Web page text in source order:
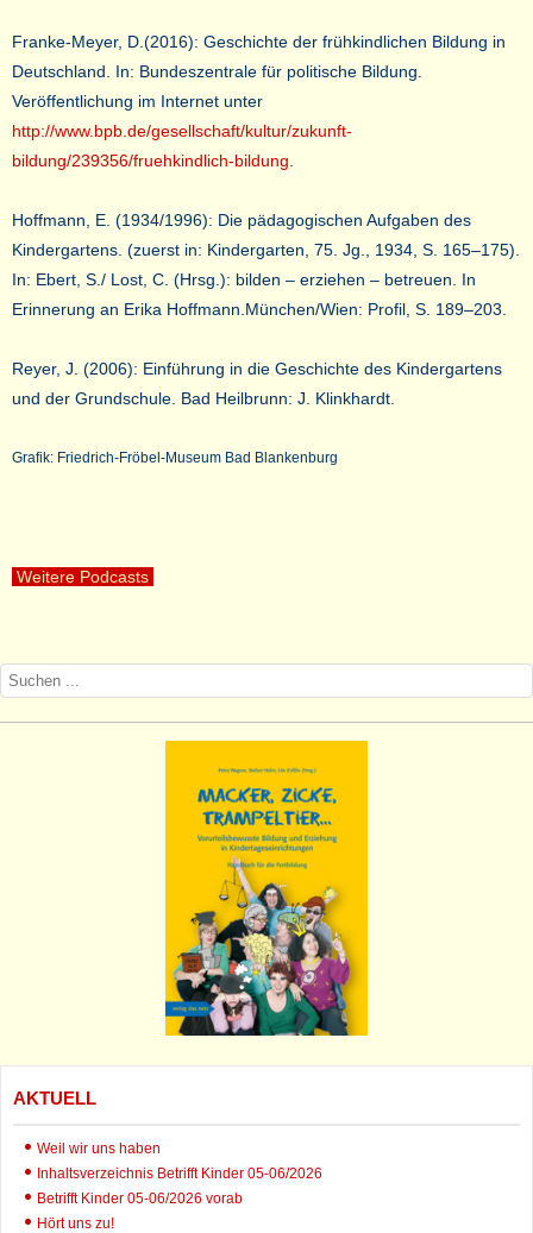
Franke-Meyer, D.(2016): Geschichte der frühkindlichen Bildung in
Deutschland. In: Bundeszentrale für politische Bildung.
Veröffentlichung im Internet unter
http://www.bpb.de/gesellschaft/kultur/zukunft-
bildung/239356/fruehkindlich-bildung.
Hoffmann, E. (1934/1996): Die pädagogischen Aufgaben des
Kindergartens. (zuerst in: Kindergarten, 75. Jg., 1934, S. 165–175).
In: Ebert, S./ Lost, C. (Hrsg.): bilden – erziehen – betreuen. In
Erinnerung an Erika Hoffmann.München/Wien: Profil, S. 189–203.
Reyer, J. (2006): Einführung in die Geschichte des Kindergartens
und der Grundschule. Bad Heilbrunn: J. Klinkhardt.
Grafik: Friedrich-Fröbel-Museum Bad Blankenburg
Weitere Podcasts
AKTUELL
Weil wir uns haben
Inhaltsverzeichnis Betrifft Kinder 05-06/2026
Betrifft Kinder 05-06/2026 vorab
Hört uns zu!